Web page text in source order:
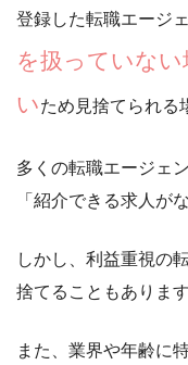
登録した転職エージ
を扱っていな
いため見捨てられる
多くの転職エージェ
「紹介できる求人が
しかし、 利益重視の
捨てることもあります
また、業界や年齢に